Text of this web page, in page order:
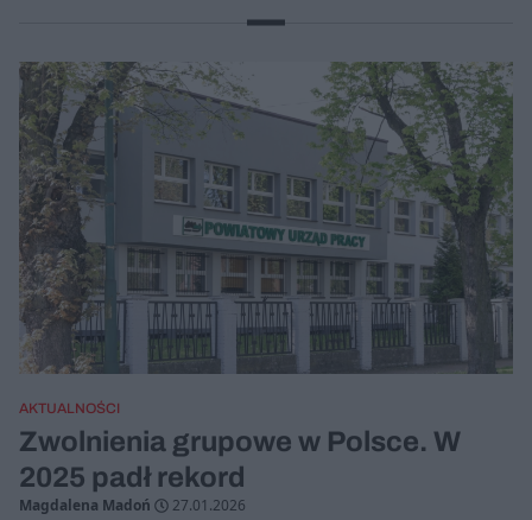
AKTUALNOŚCI
Zwolnienia grupowe w Polsce. W
2025 padł rekord
Magdalena Madoń 27.01.2026